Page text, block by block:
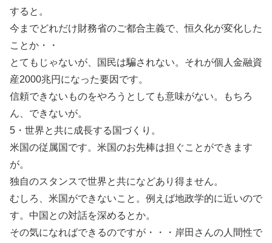
すると。
今までどれだけ財務省のご都合主義で、恒久化が変化した
ことか・・
とてもじゃないが、国民は騙されない。それが個人金融資
産2000兆円になった要因です。
信頼できないものをやろうとしても意味がない。もちろ
ん、できないが。
5・世界と共に成長する国づくり。
米国の従属国です。米国のお先棒は担ぐことができます
が。
独自のスタンスで世界と共になどあり得ません。
むしろ、米国ができないこと。例えば地政学的に近いので
す。中国との対話を深めるとか。
その気になればできるのですが・・・岸田さんの人間性で